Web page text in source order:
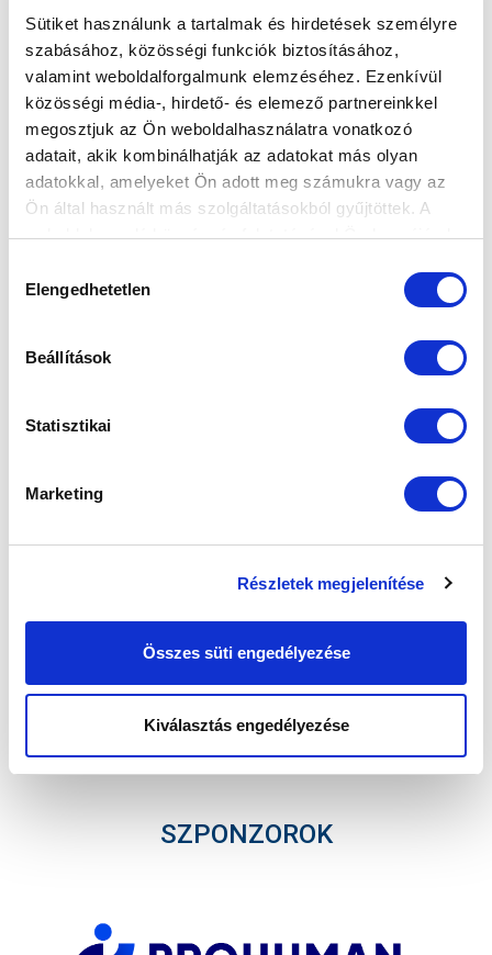
Sütiket használunk a tartalmak és hirdetések személyre
szabásához, közösségi funkciók biztosításához,
valamint weboldalforgalmunk elemzéséhez. Ezenkívül
közösségi média-, hirdető- és elemező partnereinkkel
megosztjuk az Ön weboldalhasználatra vonatkozó
adatait, akik kombinálhatják az adatokat más olyan
adatokkal, amelyeket Ön adott meg számukra vagy az
Ön által használt más szolgáltatásokból gyűjtöttek. A
weboldalon való böngészés folytatásával Ön hozzájárul a
kiválasztása
Elengedhetetlen
Beállítások
Statisztikai
Marketing
Részletek megjelenítése
Összes süti engedélyezése
Kiválasztás engedélyezése
KÖVETKEZŐ MÉRKŐZÉS
SÁNDOR KÁROLY LABDARÚGÓ AKADÉMIA
MTK BUDAPEST II
Ne maradjon le egy eseményről sem! Iratkozzon fel ingyenes
Elfogadom azAdatvédelmi tájékoztatót!
SZPONZOROK